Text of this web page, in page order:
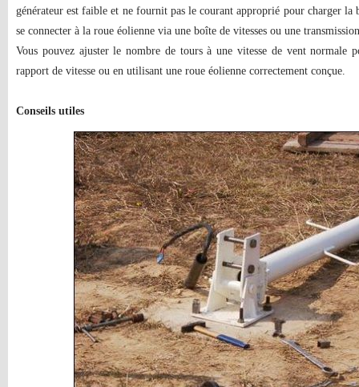
générateur est faible et ne fournit pas le courant approprié pour charger la
se connecter à la roue éolienne via une boîte de vitesses ou une
Vous pouvez ajuster le nombre de tours à une vitesse de vent normale
rapport de vitesse ou en utilisant une roue éolienne correctement conçue.
Conseils utiles